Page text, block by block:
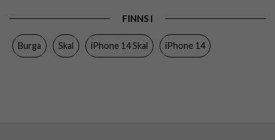
Färg
FINNS I
Burga Skal iPhone 14 Skal iPhone 14